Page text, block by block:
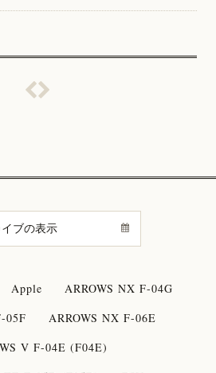
Apple
ARROWS NX F-04G
05F
ARROWS NX F-06E
V F-04E (F04E)